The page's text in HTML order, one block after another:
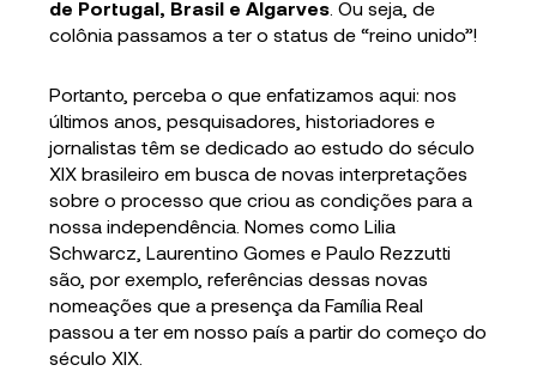
de Portugal, Brasil e Algarves . Ou seja, de
colônia passamos a ter o status de “reino unido”!
Portanto, perceba o que enfatizamos aqui: nos
últimos anos, pesquisadores, historiadores e
jornalistas têm se dedicado ao estudo do século
XIX brasileiro em busca de novas interpretações
sobre o processo que criou as condições para a
nossa independência. Nomes como Lilia
Schwarcz, Laurentino Gomes e Paulo Rezzutti
são, por exemplo, referências dessas novas
nomeações que a presença da Família Real
passou a ter em nosso país a partir do começo do
século XIX.